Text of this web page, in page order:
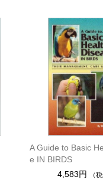
A Guide to Basic
e IN BIRDS
4,583円
（